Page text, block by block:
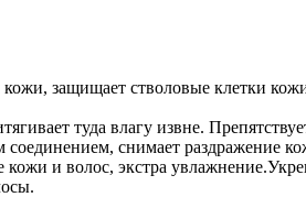
защищает стволовые клетки
туда влагу извне.
снимает раздражение
кожи и волос, экстра